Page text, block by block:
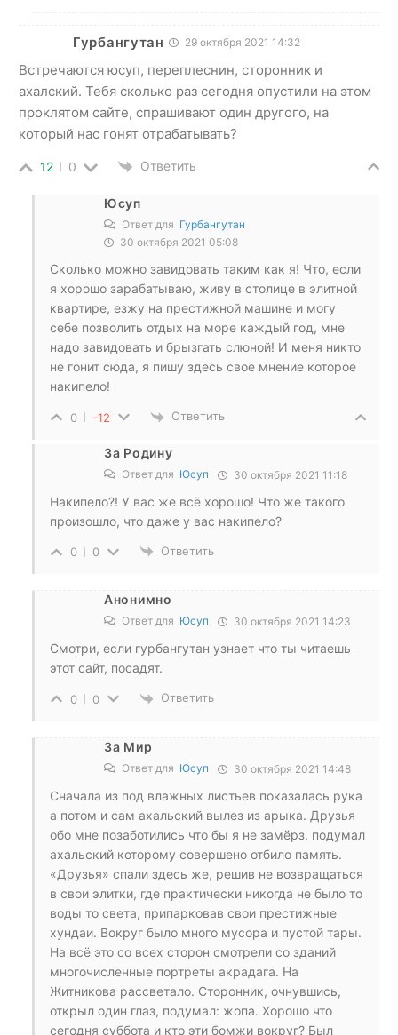
Гурбангутан 29 октября 2021 14:32
Встречаются юсуп, переплеснин, сторонник и
ахалский. Тебя сколько раз сегодня опустили на этом
проклятом сайте, спрашивают один другого, на
который нас гонят отрабатывать?
12 0 Ответить
Юсуп
Ответ для Гурбангутан
30 октября 2021 05:08
Сколько можно завидовать таким как я! Что, если
я хорошо зарабатываю, живу в столице в элитной
квартире, езжу на престижной машине и могу
себе позволить отдых на море каждый год, мне
надо завидовать и брызгать слюной! И меня никто
не гонит сюда, я пишу здесь свое мнение которое
накипело!
0 -12 Ответить
За Родину
Ответ для Юсуп 30 октября 2021 11:18
Накипело?! У вас же всё хорошо! Что же такого
произошло, что даже у вас накипело?
0 0 Ответить
Анонимно
Ответ для Юсуп 30 октября 2021 14:23
Смотри, если гурбангутан узнает что ты читаешь
этот сайт, посадят.
0 0 Ответить
За Мир
Ответ для Юсуп 30 октября 2021 14:48
Сначала из под влажных листьев показалась рука
а потом и сам ахальский вылез из арыка. Друзья
обо мне позаботились что бы я не замёрз, подумал
ахальский которому совершено отбило память.
«Друзья» спали здесь же, решив не возвращаться
в свои элитки, где практически никогда не было то
воды то света, припарковав свои престижные
хундаи. Вокруг было много мусора и пустой тары.
На всё это со всех сторон смотрели со зданий
многочисленные портреты акрадага. На
Житникова рассветало. Сторонник, очнувшись,
открыл один глаз, подумал: жопа. Хорошо что
сегодня суббота и кто эти бомжи вокруг? Был